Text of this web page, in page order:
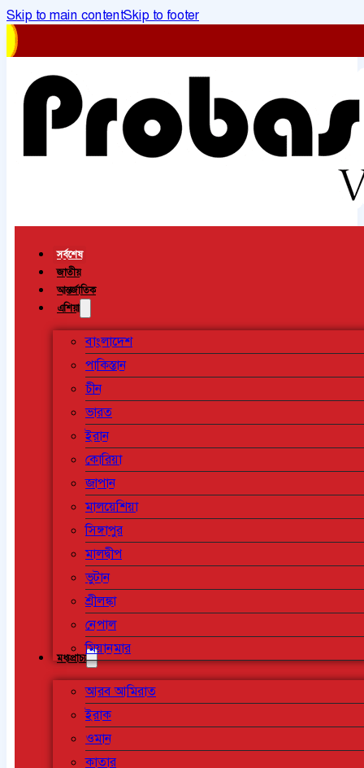
Skip to main contentSkip to footer
সর্বশেষ
জাতীয়
আন্তর্জাতিক
এশিয়া
বাংলাদেশ
পাকিস্তান
চীন
ভারত
ইরান
কোরিয়া
জাপান
মালয়েশিয়া
সিঙ্গাপুর
মালদ্বীপ
ভুটান
শ্রীলঙ্কা
নেপাল
মিয়ানমার
মধ্যপ্রাচ্য
আরব আমিরাত
ইরাক
ওমান
কাতার